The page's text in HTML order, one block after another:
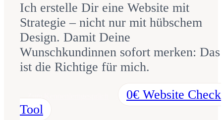
Ich erstelle Dir eine Website mit
Strategie – nicht nur mit hübschem
Design. Damit Deine
Wunschkundinnen sofort merken: Das
ist die Richtige für mich.
0€ Website Check
Tool